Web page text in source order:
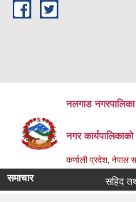
Skip to main content
नलगाड नगरपालिका
नगर
कर्णाली प्रदेश, नेपाल
समाचार सहिद तथा